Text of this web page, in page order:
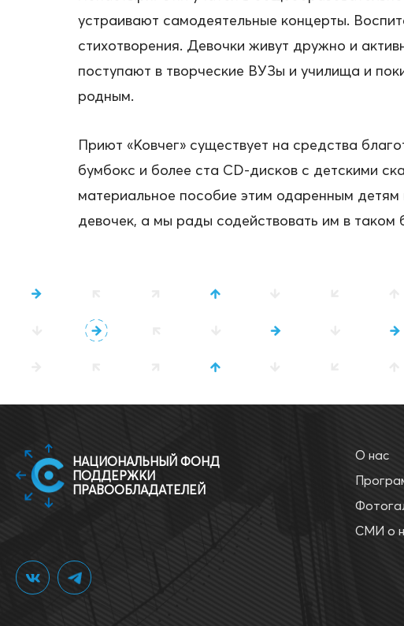
устраивают самодеятельные концерты.
стихотворения. Девочки живут дружно и
поступают в творческие ВУЗы и училища и
родным.
Приют «Ковчег» существует на средства
бумбокс и более ста CD-дисков с детскими
материальное пособие этим одаренным
девочек, а мы рады содействовать им в таком
НАЦИОНАЛЬНЫЙ ФОНД
ПОДДЕРЖКИ
ПРАВООБЛАДАТЕЛЕЙ
О нас
СМИ о